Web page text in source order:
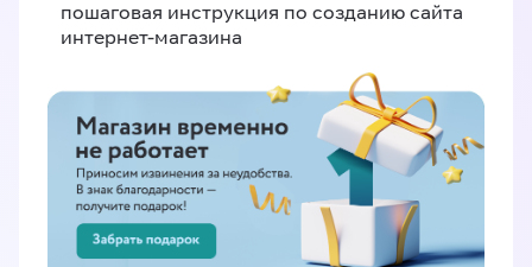
пошаговая инструкция по созданию сайта
интернет-магазина